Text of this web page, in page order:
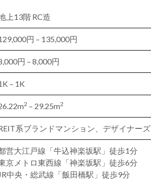
上13階 RC造
円 – 135,000円
円 – 8,000円
– 1K
2 – 29.25m2
系ブランドマンション、デザイナーズ
営大江戸線「牛込神楽坂駅」徒歩1分
京メトロ東西線「神楽坂駅」徒歩6分
中央・総武線「飯田橋駅」徒歩9分